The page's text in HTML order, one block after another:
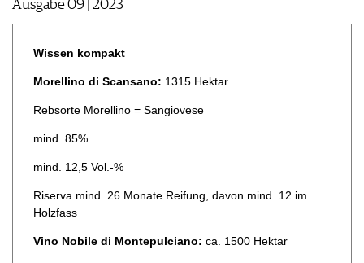
Ausgabe 09 | 2023
Wissen kompakt
Morellino di Scansano: 1315 Hektar
Rebsorte Morellino = Sangiovese
mind. 85%
mind. 12,5 Vol.-%
Riserva mind. 26 Monate Reifung, davon mind. 12 im
Holzfass
Vino Nobile di Montepulciano: ca. 1500 Hektar